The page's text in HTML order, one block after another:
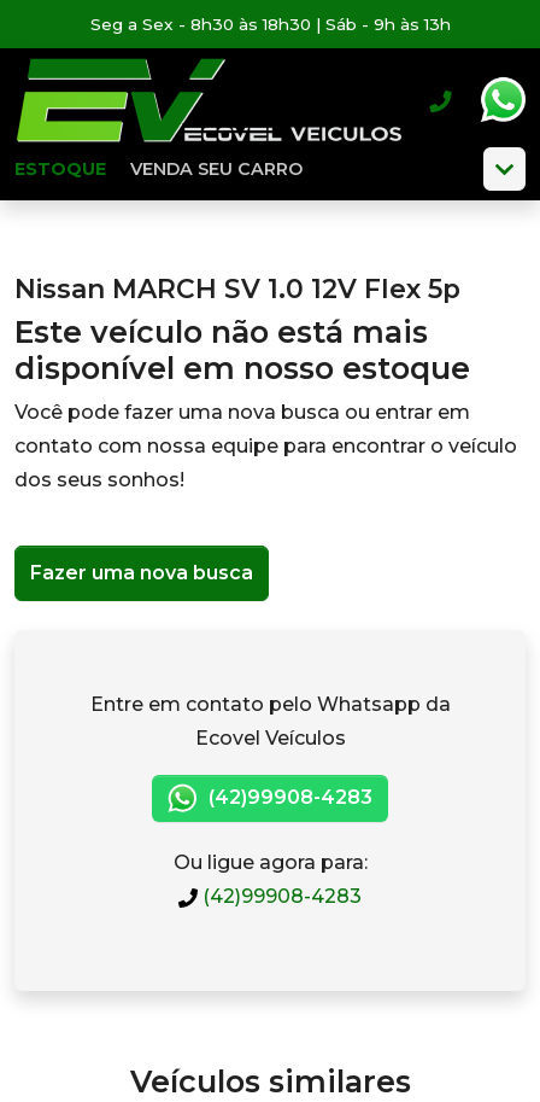
Seg a Sex - 8h30 às 18h30 | Sáb - 9h às 13h
ESTOQUE VENDA SEU CARRO
Nissan MARCH SV 1.0 12V Flex 5p
Este veículo não está mais
disponível em nosso estoque
Você pode fazer uma nova busca ou entrar em
contato com nossa equipe para encontrar o veículo
dos seus sonhos!
Fazer uma nova busca
Entre em contato pelo Whatsapp da
Ecovel Veículos
(42)99908-4283
Ou ligue agora para:
(42)99908-4283
Veículos similares